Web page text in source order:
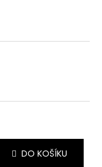
DO KOŠÍKU